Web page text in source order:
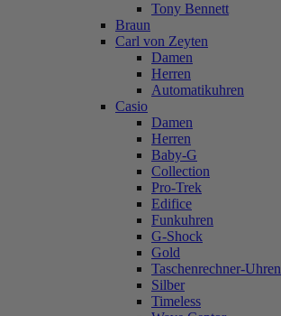
Tony Bennett
Braun
Carl von Zeyten
Damen
Herren
Automatikuhren
Casio
Damen
Herren
Baby-G
Collection
Pro-Trek
Edifice
Funkuhren
G-Shock
Gold
Taschenrechner-Uhren
Silber
Timeless